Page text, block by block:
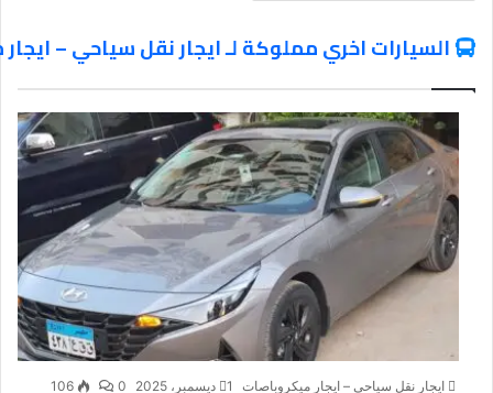
السيارات اخري مملوكة لـ ايجار نقل سياحي –
ايجار نقل سياحي – ايجار ميكروباصات 1 ديسمبر، 2025 0
106